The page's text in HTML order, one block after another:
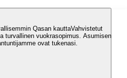
Qasan kauttaVahvistetut
turvallinen vuokrasopimus. Asumisen
ovat tukenasi.